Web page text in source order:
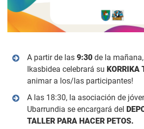
A partir de las 9:30 de la
Ikasbidea celebrará su KORRIKA
animar a los/las participantes!
A las 18:30, la asociación de
Ubarrundia se encargará del
TALLER PARA HACER PETOS.